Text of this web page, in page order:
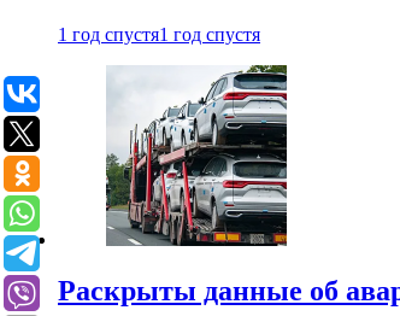
1 год спустя1 год спустя
Раскрыты данные об